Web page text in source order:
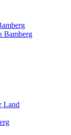
Bamberg
Land